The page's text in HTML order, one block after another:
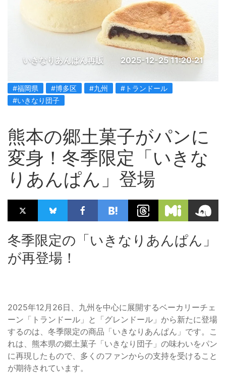
いきなりあんぱん再販 2025-12-25 11:20:21
#福岡県 #博多区 #九州
#トランドール
#いきなり団子
熊本の郷土菓子がパンに
変身！冬季限定「いきな
りあんぱん」登場
冬季限定の「いきなりあんぱん」
が再登場！
2025年12月26日、九州を中心に展開するベーカリーチェ
ーン「トランドール」と「グレンドール」から新たに登場
するのは、冬季限定の商品「いきなりあんぱん」です。こ
れは、熊本県の郷土菓子「いきなり団子」の味わいをパン
に再現したもので、多くのファンからの支持を受けること
が期待されています。